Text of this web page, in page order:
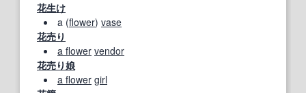
花生け
a (flower) vase
花売り
a flower vendor
花売り娘
a flower girl